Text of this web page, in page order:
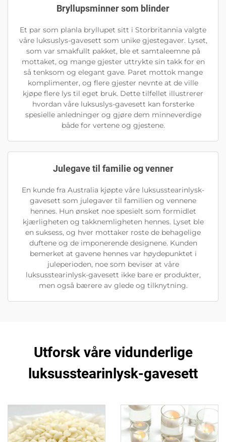
Bryllupsminner som blinder
Et par som planla bryllupet sitt i Storbritannia valgte
våre luksuslys-gavesett som unike gjestegaver. Lyset,
som var smakfullt pakket, ble et samtaleemne på
mottaket, og mange gjester uttrykte sin takk for en
så tenksom og elegant gave. Paret mottok mange
komplimenter, og flere gjester nevnte at de ville
kjøpe flere lys til eget bruk. Dette tilfellet illustrerer
hvordan våre luksuslys-gavesett kan forsterke
spesielle anledninger og gjøre dem minneverdige
både for vertene og gjestene.
Julegave til familie og venner
En kunde fra Australia kjøpte våre luksusstearinlysk-
gavesett som julegaver til familien og vennene
hennes. Hun ønsket noe spesielt som formidlet
kjærligheten og takknemligheten hennes. Lyset ble
en suksess, og hver mottaker roste de behagelige
duftene og de imponerende designene. Kunden
bemerket at gavene hennes var høydepunktet i
juleperioden, noe som beviser at våre
luksusstearinlysk-gavesett ikke bare er produkter,
men også bærere av glede og tilknytning.
Utforsk våre vidunderlige
luksusstearinlysk-gavesett